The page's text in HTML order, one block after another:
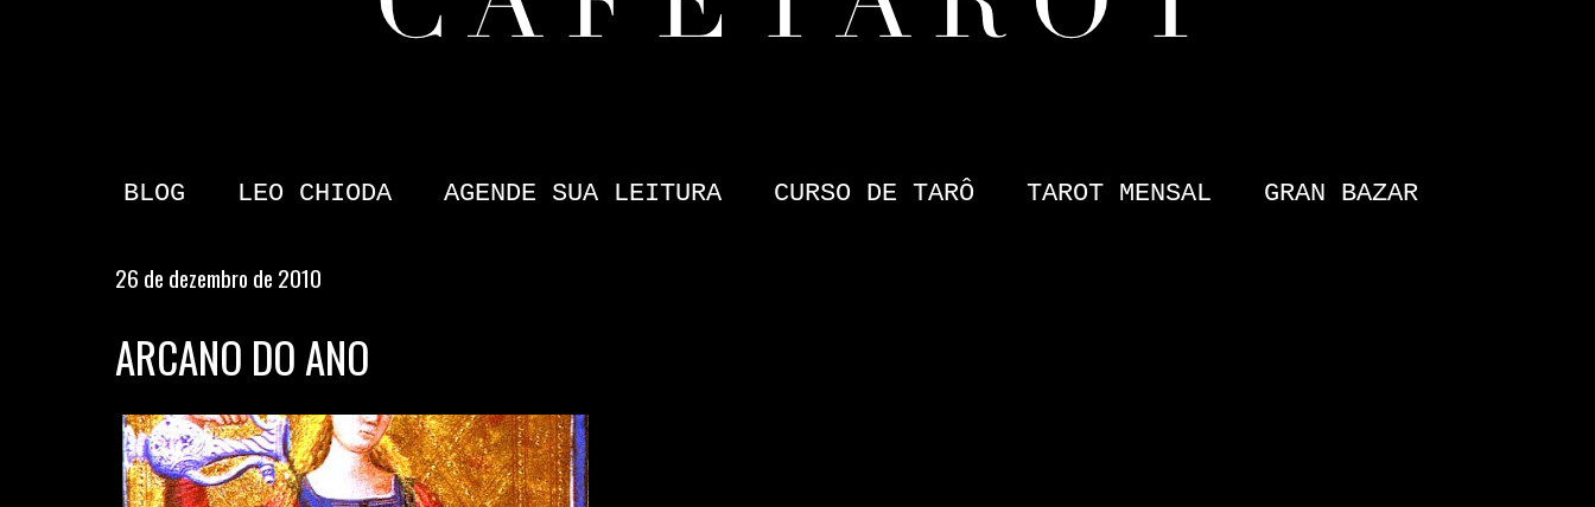
BLOG LEO CHIODA AGENDE SUA LEITURA CURSO DE TARÔ TAROT MENSAL GRAN BAZAR
26 de dezembro de 2010
ARCANO DO ANO